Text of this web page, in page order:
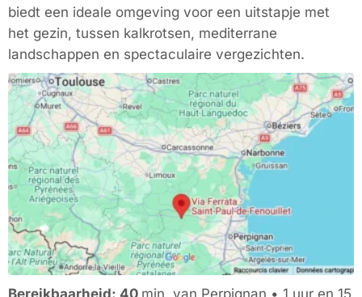
biedt een ideale omgeving voor een uitstapje met
het gezin, tussen kalkrotsen, mediterrane
landschappen en spectaculaire vergezichten.
Bereikbaarheid: 40 min. van Perpignan • 1 uur en 15